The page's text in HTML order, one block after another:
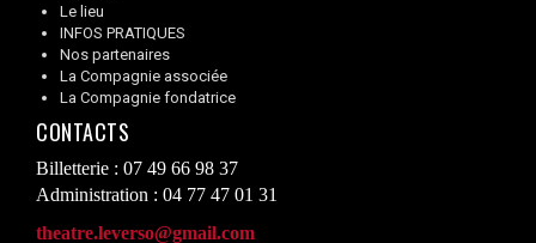
Le lieu
INFOS PRATIQUES
Nos partenaires
La Compagnie associée
La Compagnie fondatrice
CONTACTS
Billetterie : 07 49 66 98 37
Administration : 04 77 47 01 31
theatre.leverso@gmail.com